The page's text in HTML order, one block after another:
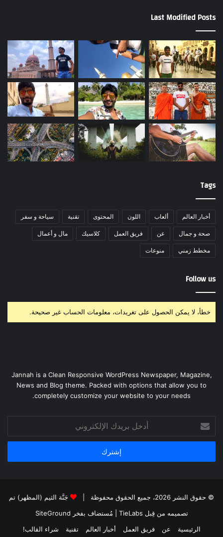
Last Modified Posts
Tags
أخبار العالم ألعاب اللون المحتوى تقنية سياحة و سفر
صحة و جمال عن فريق العمل كلاسيك مال و أعمال
مخطط زمني منوعات
Follow us
خطأ، لا يمكن الحصول على تغريدات، معلومات الحساب غير صحيحة.
Jannah is a Clean Responsive WordPress Newspaper, Magazine,
News and Blog theme. Packed with options that allow you to
completely customize your website to your needs.
بريدك
الإلكتروني
© حقوق النشر 2026، جميع الحقوق محفوظة |
جَنَّة الثيم (المظهر) تم
تصميمه من قِبل TieLabs
| مُستضاف بفخر SiteGround
الرئيسية
عن فريق العمل أخبار العالم تقنية شراء القالب!